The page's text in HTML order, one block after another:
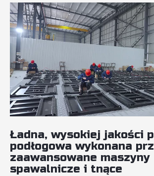
Ładna, wysokiej jakości
podłogowa wykonana
zaawansowane maszyny
spawalnicze i tnące